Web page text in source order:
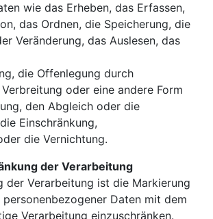
wie das Erheben, das Erfassen,
das Ordnen, die Speicherung, die
Veränderung, das Auslesen, das
die Offenlegung durch
oder eine andere Form
den Abgleich oder die
Einschränkung,
die Vernichtung.
der Verarbeitung
der Verarbeitung ist die Markierung
Daten mit dem
Verarbeitung einzuschränken.